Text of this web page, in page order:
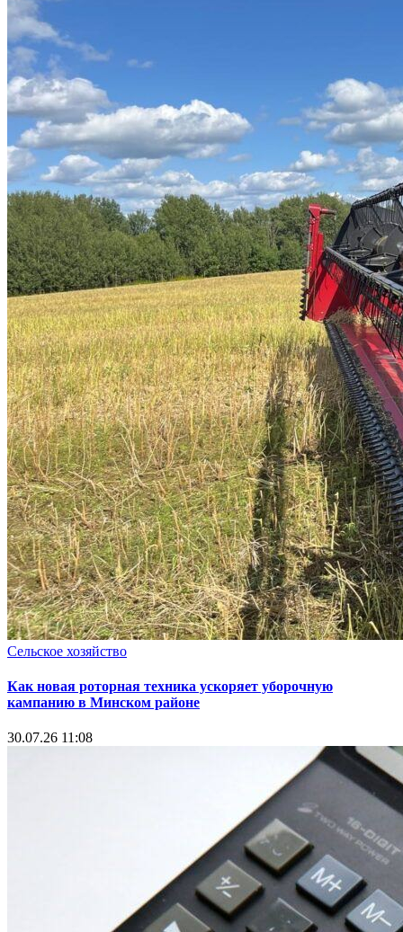
Сельское хозяйство
Как новая роторная техника ускоряет уборочную
кампанию в Минском районе
30.07.26 11:08